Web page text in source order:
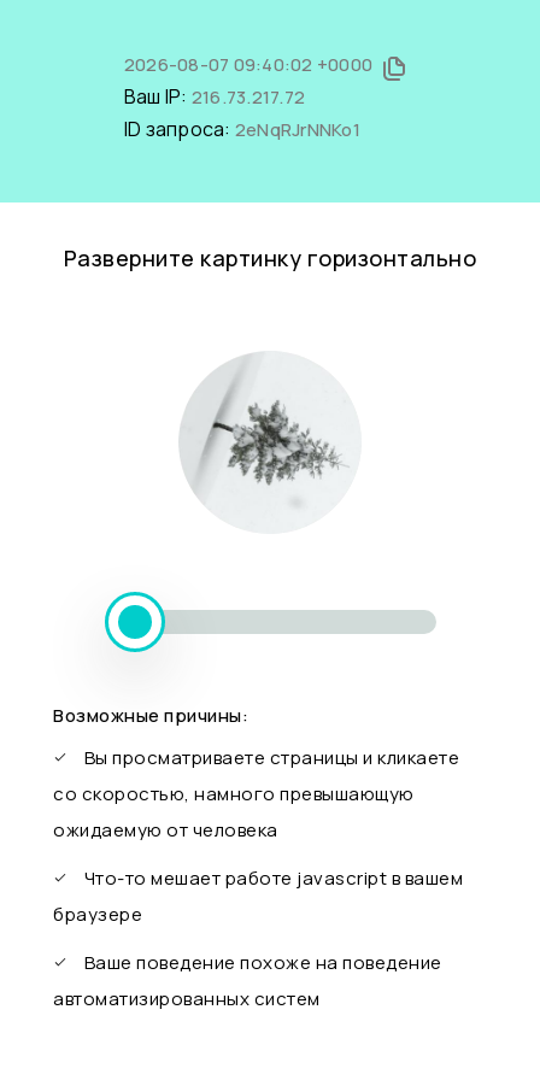
2026-08-07 09:40:02 +0000
Ваш IP: 216.73.217.72
ID запроса: 2eNqRJrNNKo1
Разверните картинку горизонтально
Возможные причины:
Вы просматриваете страницы и кликаете
со скоростью, намного превышающую
ожидаемую от человека
Что-то мешает работе javascript в вашем
браузере
Ваше поведение похоже на поведение
автоматизированных систем